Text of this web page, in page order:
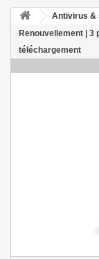
Antivirus &
Renouvellement | 3
téléchargement